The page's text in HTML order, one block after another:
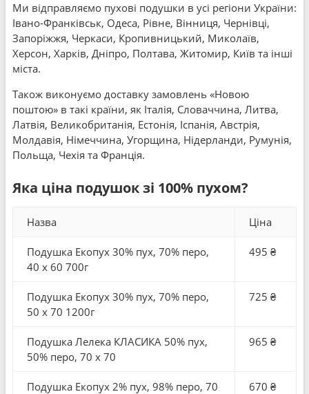
Ми відправляємо пухові подушки в усі регіони України:
Івано-Франківськ, Одеса, Рівне, Вінниця, Чернівці,
Запоріжжя, Черкаси, Кропивницький, Миколаїв,
Херсон, Харків, Дніпро, Полтава, Житомир, Київ та інші
міста.
Також виконуємо доставку замовлень «Новою
поштою» в такі країни, як Італія, Словаччина, Литва,
Латвія, Великобританія, Естонія, Іспанія, Австрія,
Молдавія, Німеччина, Угорщина, Нідерланди, Румунія,
Польща, Чехія та Франція.
Яка ціна подушок зі 100% пухом?
Назва Ціна
Подушка Екопух 30% пух, 70% перо,
40 x 60 700г
495 ₴
Подушка Екопух 30% пух, 70% перо,
50 x 70 1200г
725 ₴
Подушка Лелека КЛАСИКА 50% пух,
50% перо, 70 x 70
965 ₴
Подушка Екопух 2% пух, 98% перо, 70
670 ₴